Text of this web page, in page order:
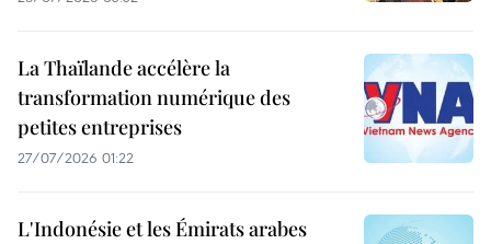
La Thaïlande accélère la
transformation numérique des
petites entreprises
27/07/2026 01:22
L'Indonésie et les Émirats arabes